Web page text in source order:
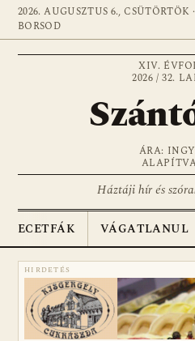
2026. AUGUSZTUS 6., CSÜTÖRTÖK
BORSOD
XIV.
2026 / 32.
ÁRA:
Háztáji hír és
ECETFÁK VÁGATLANUL
HIRDETÉS